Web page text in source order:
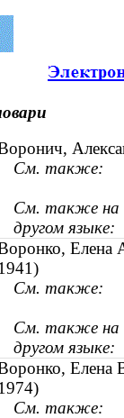
См. также:
См. также на
другом языке:
Елена
См. также:
См. также на
другом языке:
Елена
См. также: